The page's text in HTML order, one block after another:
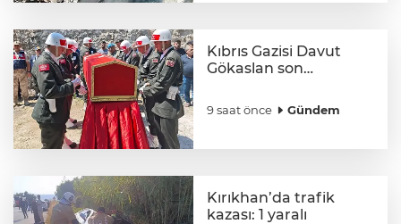
Kıbrıs Gazisi Davut
Gökaslan son
9 saat önce Gündem
Kırıkhan’da trafik
kazası: 1 yaralı